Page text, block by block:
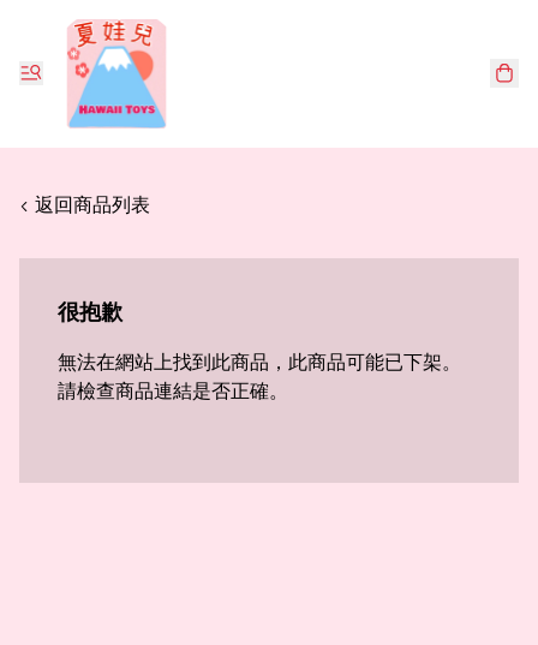
< 返回商品列表
很抱歉
無法在網站上找到此商品，此商品可能已下架。
請檢查商品連結是否正確。